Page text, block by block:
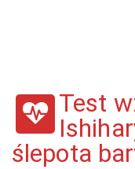
Test
ślepota